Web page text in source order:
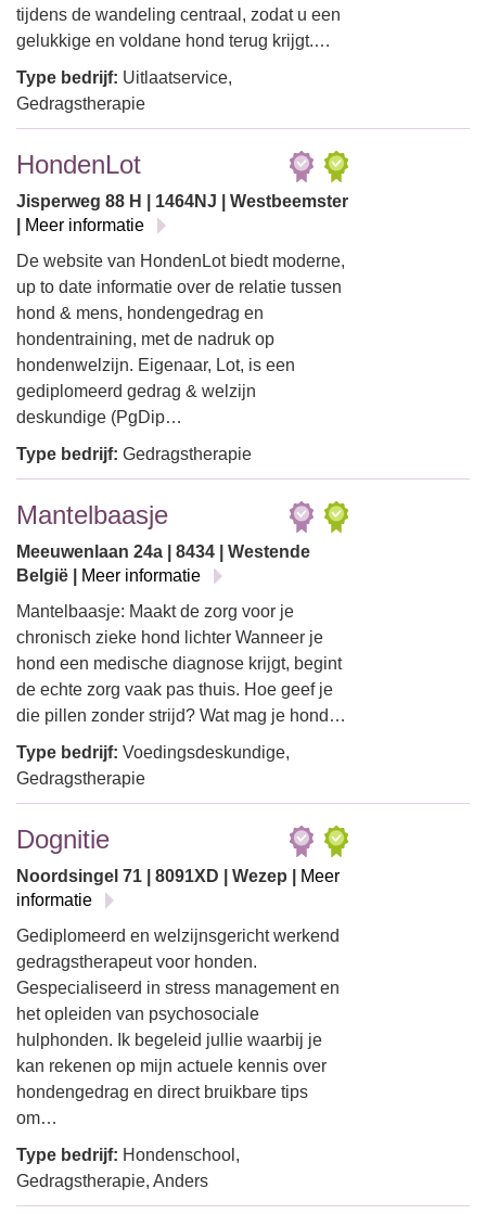
tijdens de wandeling centraal, zodat u een
gelukkige en voldane hond terug krijgt.…
Type bedrijf: Uitlaatservice,
Gedragstherapie
HondenLot
Jisperweg 88 H | 1464NJ | Westbeemster
Meer informatie
De website van HondenLot biedt moderne,
up to date informatie over de relatie tussen
hond & mens, hondengedrag en
hondentraining, met de nadruk op
hondenwelzijn. Eigenaar, Lot, is een
gediplomeerd gedrag & welzijn
deskundige (PgDip…
Type bedrijf: Gedragstherapie
Mantelbaasje
Meeuwenlaan 24a | 8434 | Westende
België |
Meer informatie
Mantelbaasje: Maakt de zorg voor je
chronisch zieke hond lichter Wanneer je
hond een medische diagnose krijgt, begint
de echte zorg vaak pas thuis. Hoe geef je
die pillen zonder strijd? Wat mag je hond…
Type bedrijf: Voedingsdeskundige,
Gedragstherapie
Dognitie
Noordsingel 71 | 8091XD | Wezep |
Meer
informatie
Gediplomeerd en welzijnsgericht werkend
gedragstherapeut voor honden.
Gespecialiseerd in stress management en
het opleiden van psychosociale
hulphonden. Ik begeleid jullie waarbij je
kan rekenen op mijn actuele kennis over
hondengedrag en direct bruikbare tips
om…
Type bedrijf: Hondenschool,
Gedragstherapie, Anders